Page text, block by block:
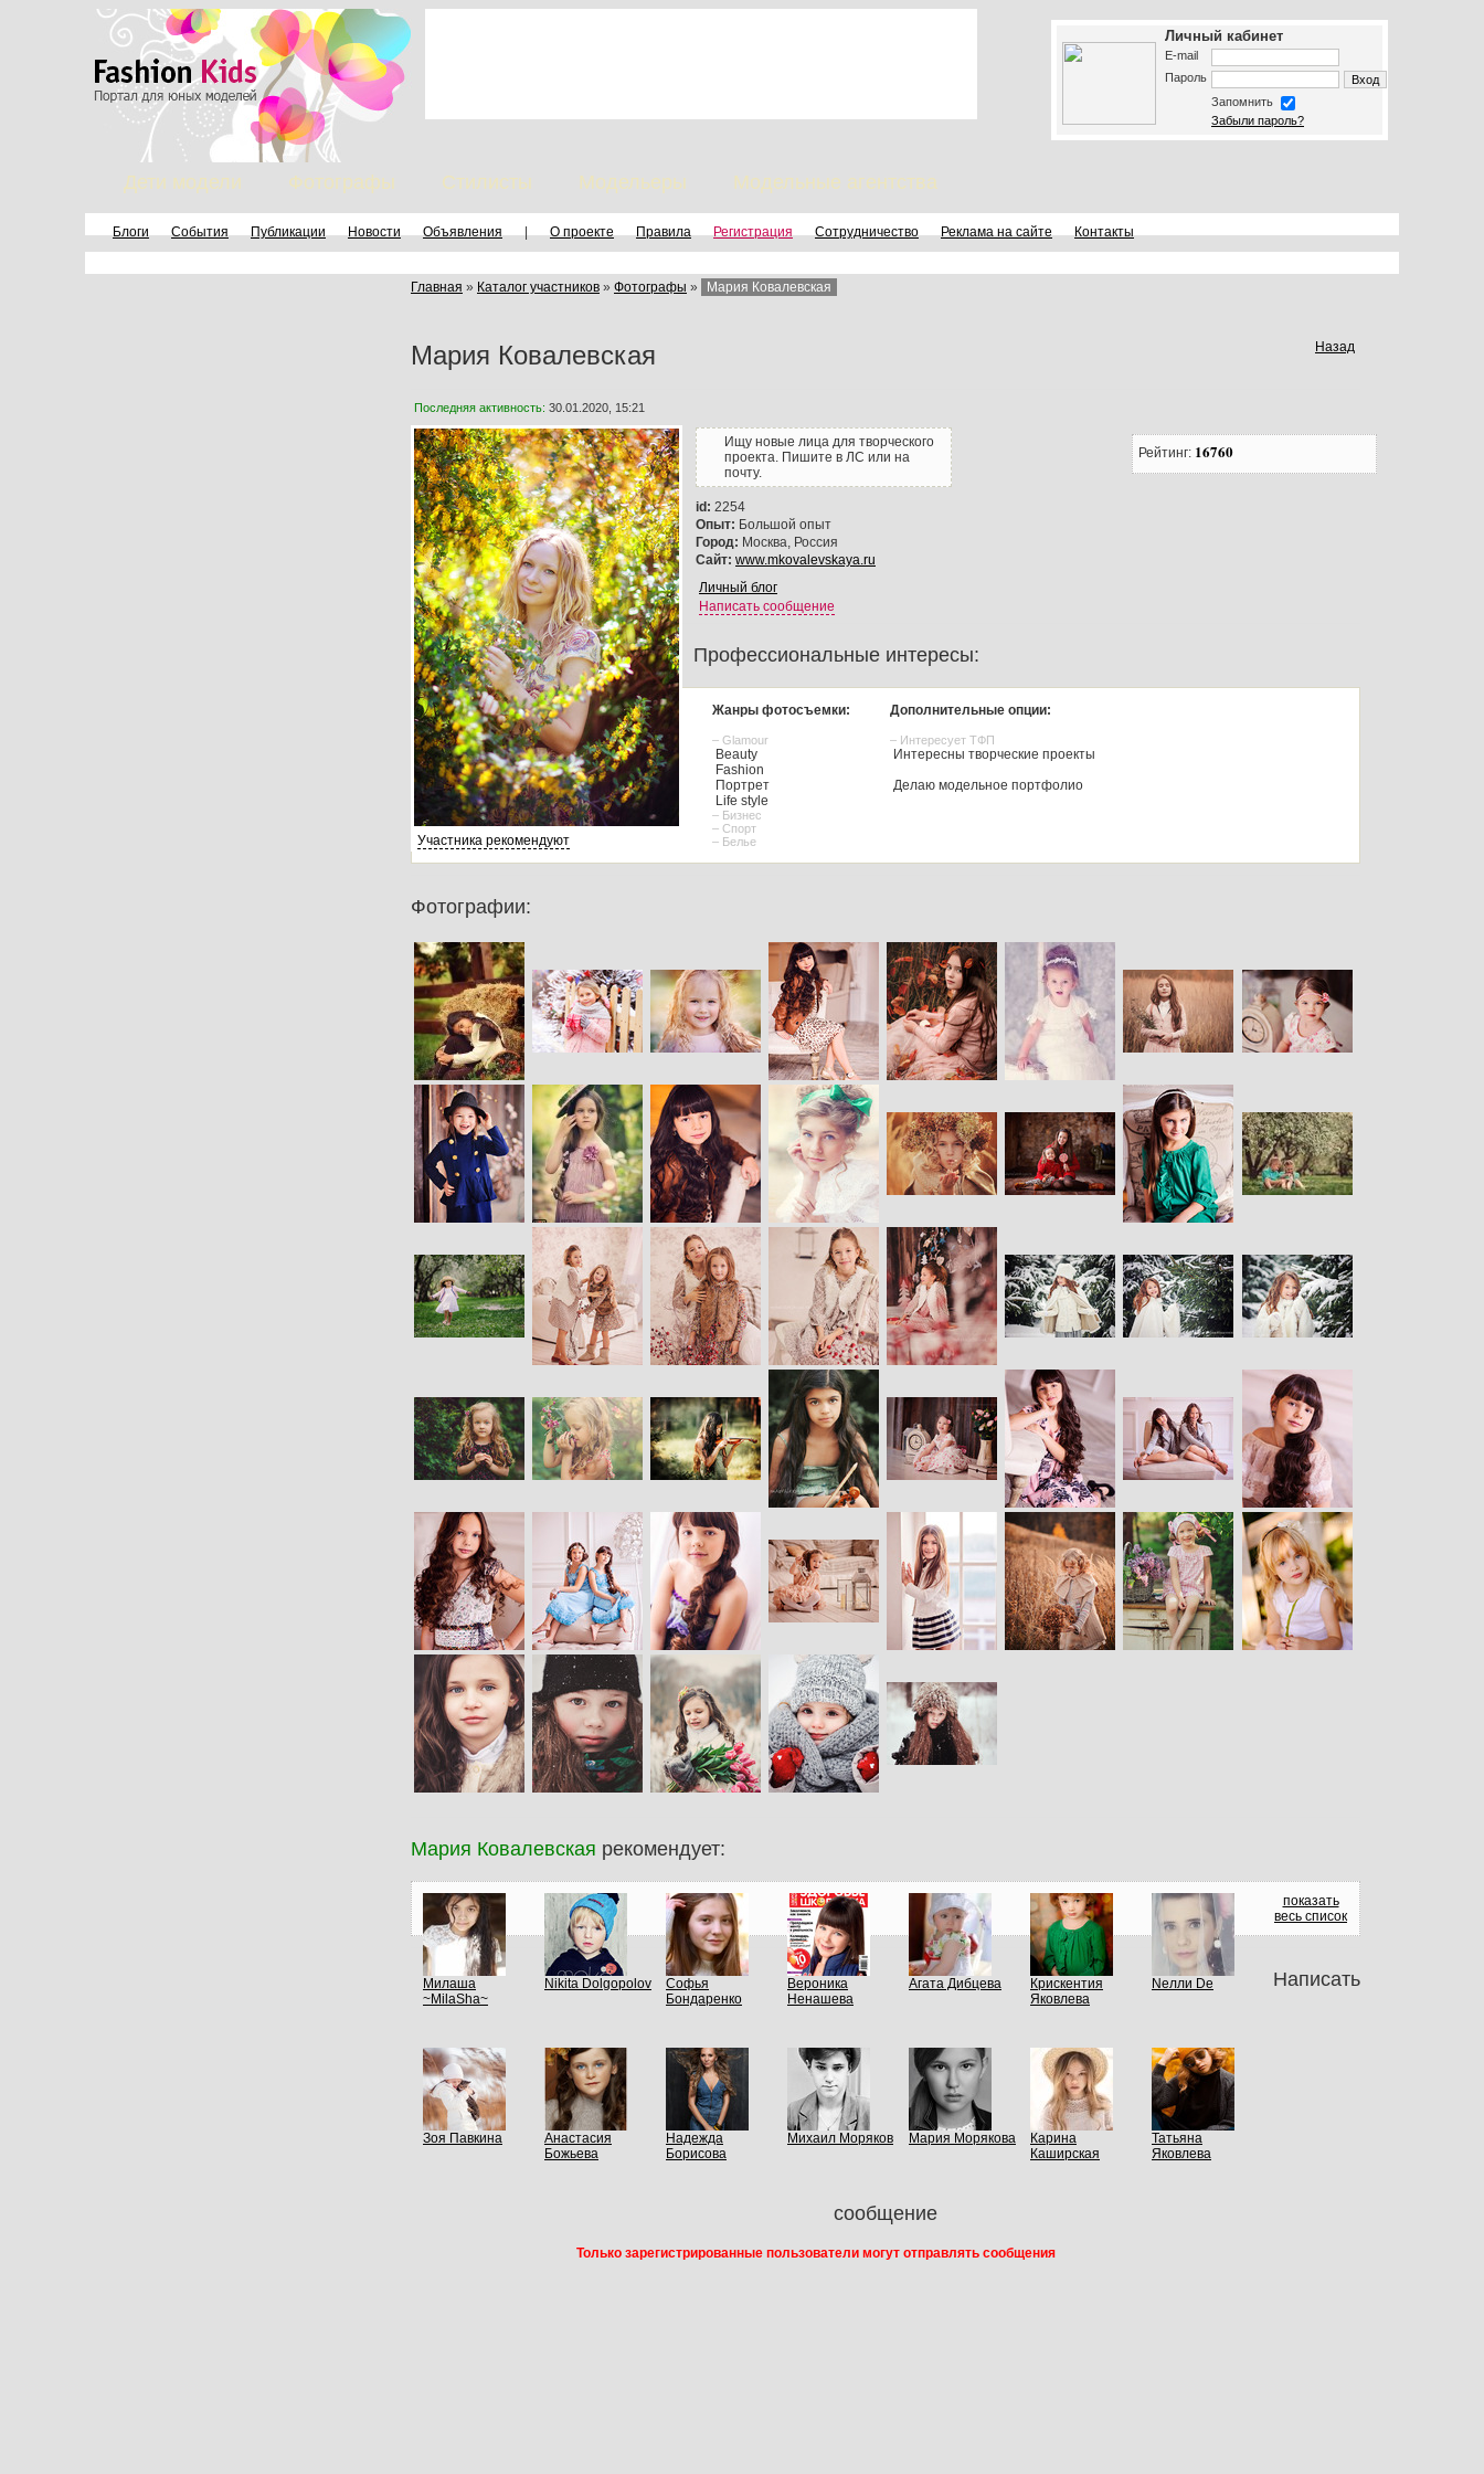
Личный кабинет
E-mail
Пароль
Запомнить
Забыли пароль?
Дети модели Фотографы Стилисты Модельеры Модельные агентства
Блоги События Публикации Новости Объявления | О проекте Правила Регистрация Сотрудничество Реклама на сайте Контакты
Главная » Каталог участников » Фотографы » Мария Ковалевская
Назад
Мария Ковалевская
Рейтинг: 16760
Последняя активность: 30.01.2020, 15:21
Участника рекомендуют
Ищу новые лица для творческого
проекта. Пишите в ЛС или на
почту.
id: 2254
Опыт: Большой опыт
Город: Москва, Россия
Сайт: www.mkovalevskaya.ru
Личный блог
Написать сообщение
Профессиональные интересы:
Жанры фотосъемки:
– Glamour
Beauty
Fashion
Портрет
Life style
– Бизнес
– Спорт
– Белье
Дополнительные опции:
– Интересует ТФП
Интересны творческие проекты
Делаю модельное портфолио
Фотографии:
Мария Ковалевская рекомендует:
Милаша
~MilaSha~
Nikita Dolgopolov
Софья
Бондаренко
Вероника
Ненашева
Агата Дибцева
Крискентия
Яковлева
Nелли Dе
Зоя Павкина
Анастасия
Божьева
Надежда
Борисова
Михаил Моряков Maрия Морякова
Карина
Каширская
Татьяна
Яковлева
показать
весь список
Написать
сообщение
Только зарегистрированные пользователи могут отправлять сообщения